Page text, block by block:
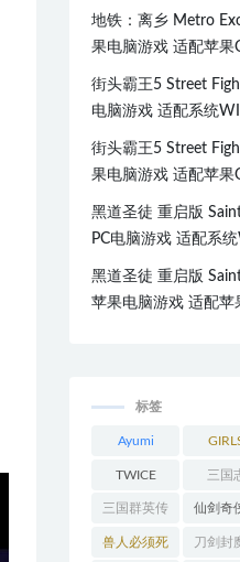
地铁：离乡 Metro
果电脑游戏 适配苹果
街头霸王5 Street
电脑游戏 适配系统
街头霸王5 Street
果电脑游戏 适配苹果
黑道圣徒 重启版
PC电脑游戏 适配系
黑道圣徒 重启版
苹果电脑游戏 适配苹
标签
Ayumi
Hamasaki
ON
TWICE 三国
三国群英传 仙剑奇
兽人必须死 刀剑封